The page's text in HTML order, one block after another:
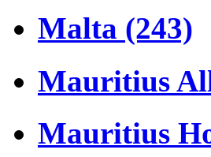
Malta (243)
Mauritius
Mauritius